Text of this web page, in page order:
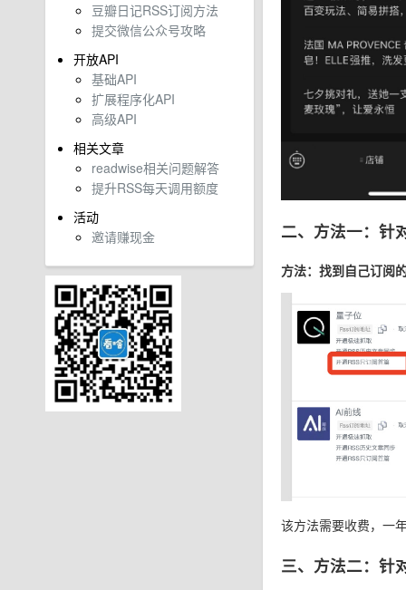
豆瓣日记RSS订阅方法
提交微信公众号攻略
开放API
基础API
扩展程序化API
高级API
相关文章
readwise相关问题解答
提升RSS每天调用额度
活动
邀请赚现金
二、方法一：针
方法：找到自己订阅
该方法需要收费，一
三、方法二：针